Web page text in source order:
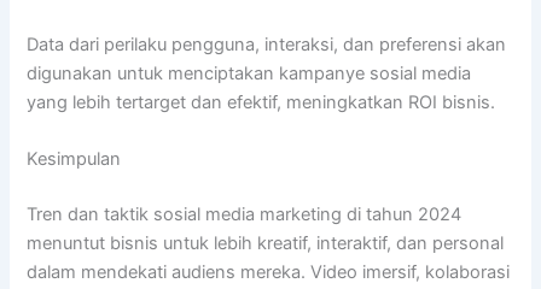
Data dari perilaku pengguna, interaksi, dan preferensi akan
digunakan untuk menciptakan kampanye sosial media
yang lebih tertarget dan efektif, meningkatkan ROI bisnis.
Kesimpulan
Tren dan taktik sosial media marketing di tahun 2024
menuntut bisnis untuk lebih kreatif, interaktif, dan personal
dalam mendekati audiens mereka. Video imersif, kolaborasi